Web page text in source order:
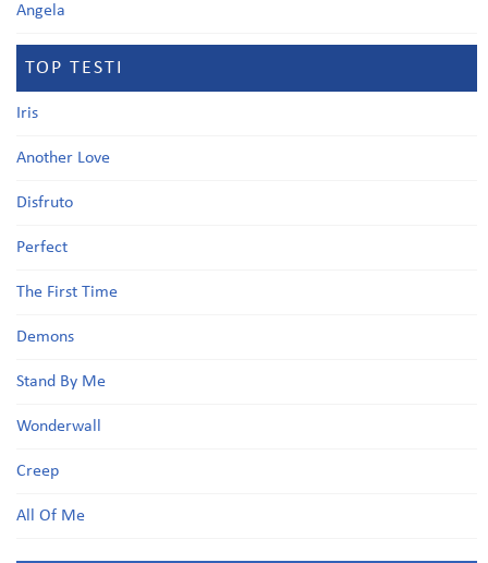
Angela
TOP TESTI
Iris
Another Love
Disfruto
Perfect
The First Time
Demons
Stand By Me
Wonderwall
Creep
All Of Me